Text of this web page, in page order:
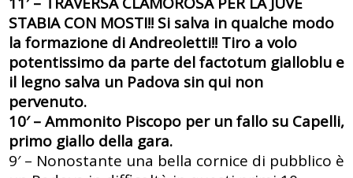
STABIA CON MOSTI!! Si salva in qualche modo
la formazione di Andreoletti!! Tiro a volo
potentissimo da parte del factotum gialloblu e
il legno salva un Padova sin qui non
pervenuto.
10′ – Ammonito Piscopo per un fallo su Capelli,
primo giallo della gara.
9′ – Nonostante una bella cornice di pubblico è